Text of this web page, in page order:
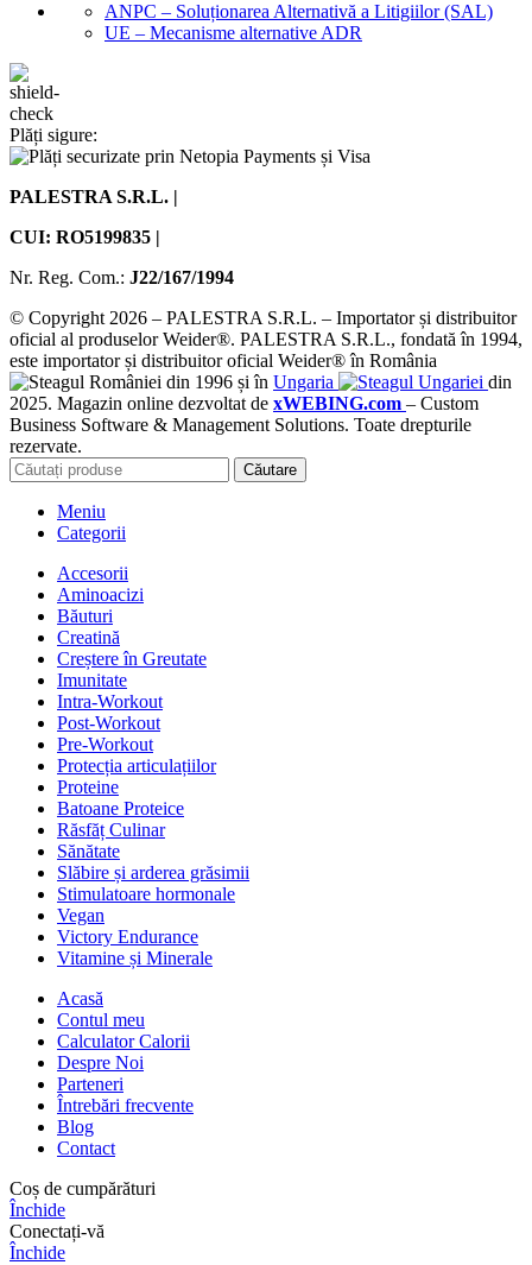
ANPC – Soluționarea Alternativă a Litigiilor (SAL)
UE – Mecanisme alternative ADR
Plăți sigure:
PALESTRA S.R.L. |
CUI: RO5199835 |
Nr. Reg. Com.: J22/167/1994
© Copyright 2026 – PALESTRA S.R.L. – Importator și distribuitor
oficial al produselor Weider®. PALESTRA S.R.L., fondată în 1994,
este importator și distribuitor oficial Weider® în România
din 1996 și în Ungaria
din
2025. Magazin online dezvoltat de xWEBING.com – Custom
Business Software & Management Solutions. Toate drepturile
rezervate.
Căutare
Meniu
Categorii
Accesorii
Aminoacizi
Băuturi
Creatină
Creștere în Greutate
Imunitate
Intra-Workout
Post-Workout
Pre-Workout
Protecția articulațiilor
Proteine
Batoane Proteice
Răsfăț Culinar
Sănătate
Slăbire și arderea grăsimii
Stimulatoare hormonale
Vegan
Victory Endurance
Vitamine și Minerale
Acasă
Contul meu
Calculator Calorii
Despre Noi
Parteneri
Întrebări frecvente
Blog
Contact
Coș de cumpărături
Închide
Conectați-vă
Închide